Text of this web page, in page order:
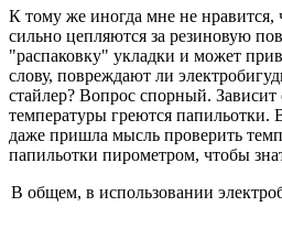
К тому же иногда мне не
сильно цепляются за резиновую
"распаковку" укладки и может
слову, повреждают ли
стайлер? Вопрос спорный. Зависит
температуры греются папильотки.
даже пришла мысль проверить
папильотки пирометром, чтобы
В общем, в использовании